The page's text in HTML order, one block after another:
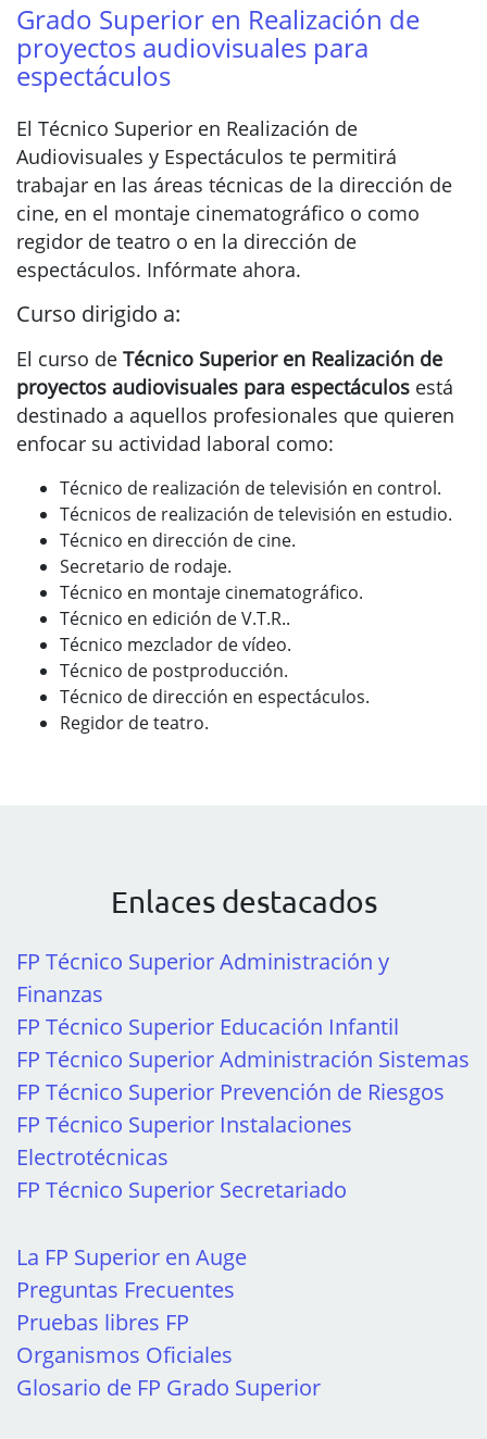
Grado Superior en Realización de
proyectos audiovisuales para
espectáculos
El Técnico Superior en Realización de
Audiovisuales y Espectáculos te permitirá
trabajar en las áreas técnicas de la dirección de
cine, en el montaje cinematográfico o como
regidor de teatro o en la dirección de
espectáculos. Infórmate ahora.
Curso dirigido a:
El curso de Técnico Superior en Realización de
proyectos audiovisuales para espectáculos está
destinado a aquellos profesionales que quieren
enfocar su actividad laboral como:
Técnico de realización de televisión en control.
Técnicos de realización de televisión en estudio.
Técnico en dirección de cine.
Secretario de rodaje.
Técnico en montaje cinematográfico.
Técnico en edición de V.T.R..
Técnico mezclador de vídeo.
Técnico de postproducción.
Técnico de dirección en espectáculos.
Regidor de teatro.
Enlaces destacados
FP Técnico Superior Administración y
Finanzas
FP Técnico Superior Educación Infantil
FP Técnico Superior Administración Sistemas
FP Técnico Superior Prevención de Riesgos
FP Técnico Superior Instalaciones
Electrotécnicas
FP Técnico Superior Secretariado
La FP Superior en Auge
Preguntas Frecuentes
Pruebas libres FP
Organismos Oficiales
Glosario de FP Grado Superior